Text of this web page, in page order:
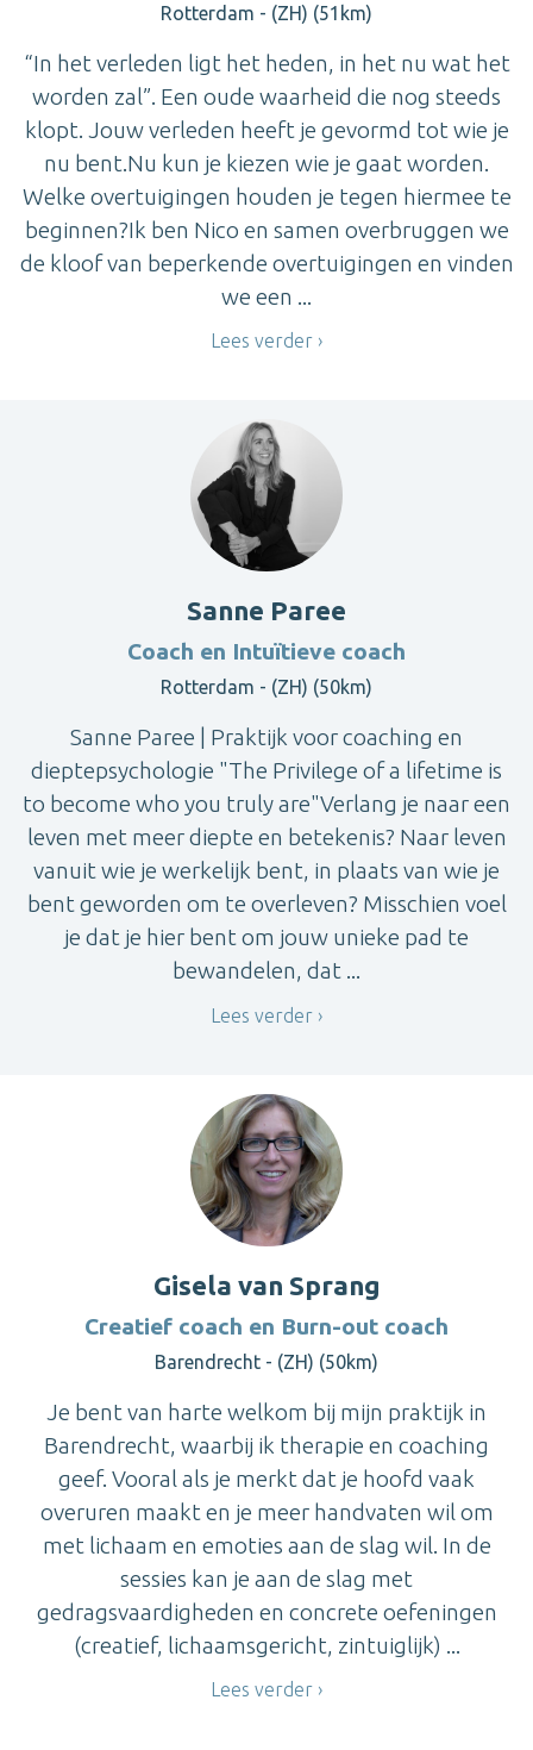
Rotterdam - (ZH) (51km)
“In het verleden ligt het heden, in het nu wat het
worden zal”. Een oude waarheid die nog steeds
klopt. Jouw verleden heeft je gevormd tot wie je
nu bent.Nu kun je kiezen wie je gaat worden.
Welke overtuigingen houden je tegen hiermee te
beginnen?Ik ben Nico en samen overbruggen we
de kloof van beperkende overtuigingen en vinden
we een ...
Lees verder
Sanne Paree
Coach en Intuïtieve coach
Rotterdam - (ZH) (50km)
Sanne Paree | Praktijk voor coaching en
dieptepsychologie "The Privilege of a lifetime is
to become who you truly are"Verlang je naar een
leven met meer diepte en betekenis? Naar leven
vanuit wie je werkelijk bent, in plaats van wie je
bent geworden om te overleven? Misschien voel
je dat je hier bent om jouw unieke pad te
bewandelen, dat ...
Lees verder
Gisela van Sprang
Creatief coach en Burn-out coach
Barendrecht - (ZH) (50km)
Je bent van harte welkom bij mijn praktijk in
Barendrecht, waarbij ik therapie en coaching
geef. Vooral als je merkt dat je hoofd vaak
overuren maakt en je meer handvaten wil om
met lichaam en emoties aan de slag wil. In de
sessies kan je aan de slag met
gedragsvaardigheden en concrete oefeningen
(creatief, lichaamsgericht, zintuiglijk) ...
Lees verder